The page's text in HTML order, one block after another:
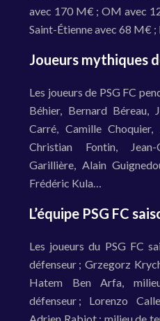
avec 170 M€ ; OM avec
Saint-Étienne avec 68 M€
Joueurs mythiques
Les joueurs de PSG FC
Béhier, Bernard Béreau,
Carré, Camille Choquier,
Christian Fontin,
Garillière, Alain
Frédéric Kula…
L’équipe PSG FC
Les joueurs du PSG FC
défenseur ; Grzegorz
Hatem Ben Arfa,
défenseur ; Lorenzo